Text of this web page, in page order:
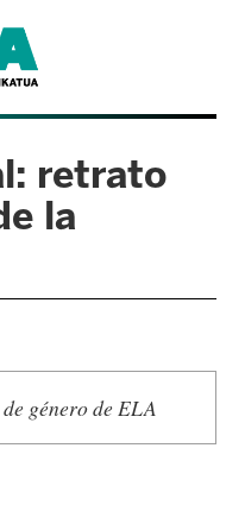
retrato
la
género de ELA